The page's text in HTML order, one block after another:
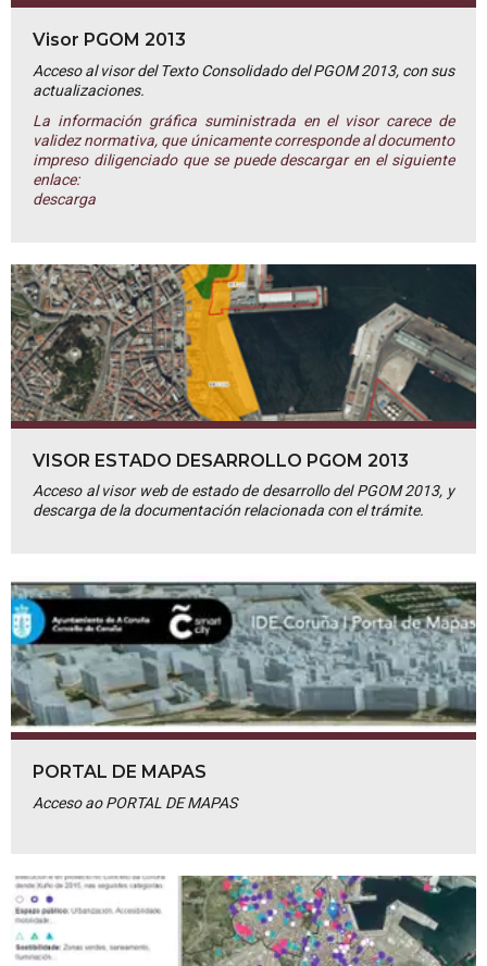
Visor PGOM 2013
Acceso al visor del Texto Consolidado del PGOM 2013, con sus
actualizaciones.
La información gráfica suministrada en el visor carece de
validez normativa, que únicamente corresponde al documento
impreso diligenciado que se puede descargar en el siguiente
enlace:
descarga
VISOR ESTADO DESARROLLO PGOM 2013
Acceso al visor web de estado de desarrollo del PGOM 2013, y
descarga de la documentación relacionada con el trámite.
PORTAL DE MAPAS
Acceso ao PORTAL DE MAPAS